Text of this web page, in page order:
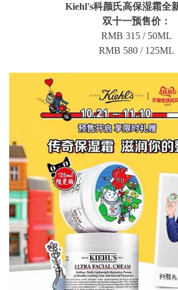
Kiehl's科颜氏高保湿霜全
双十一预售价：
RMB 315 / 50ML
RMB 580 / 125ML